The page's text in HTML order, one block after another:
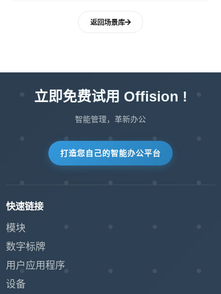
返回场景库
立即免费试用 Offision !
智能管理，革新办公
打造您自己的智能办公平台
快速链接
模块
数字标牌
用户应用程序
设备